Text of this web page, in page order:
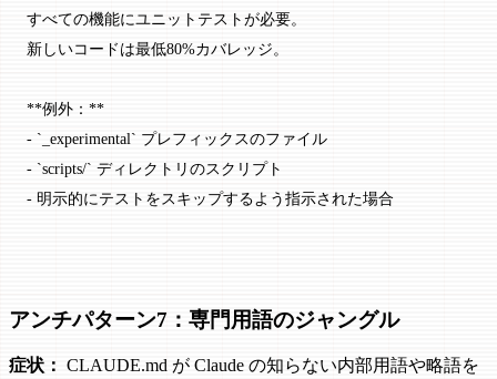
すべての機能にユニットテストが必要。
新しいコードは最低80%カバレッジ。
**例外：**
- `_experimental` プレフィックスのファイル
- `scripts/` ディレクトリのスクリプト
- 明示的にテストをスキップするよう指示された場合
アンチパターン7：専門用語のジャングル
症状： CLAUDE.md が Claude の知らない内部用語や略語を